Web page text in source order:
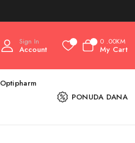
Sign In
Account
0 0 0 .00KM
My Cart
Optipharm
PONUDA DANA